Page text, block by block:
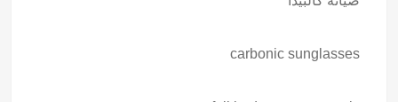
carbonic sunglasses